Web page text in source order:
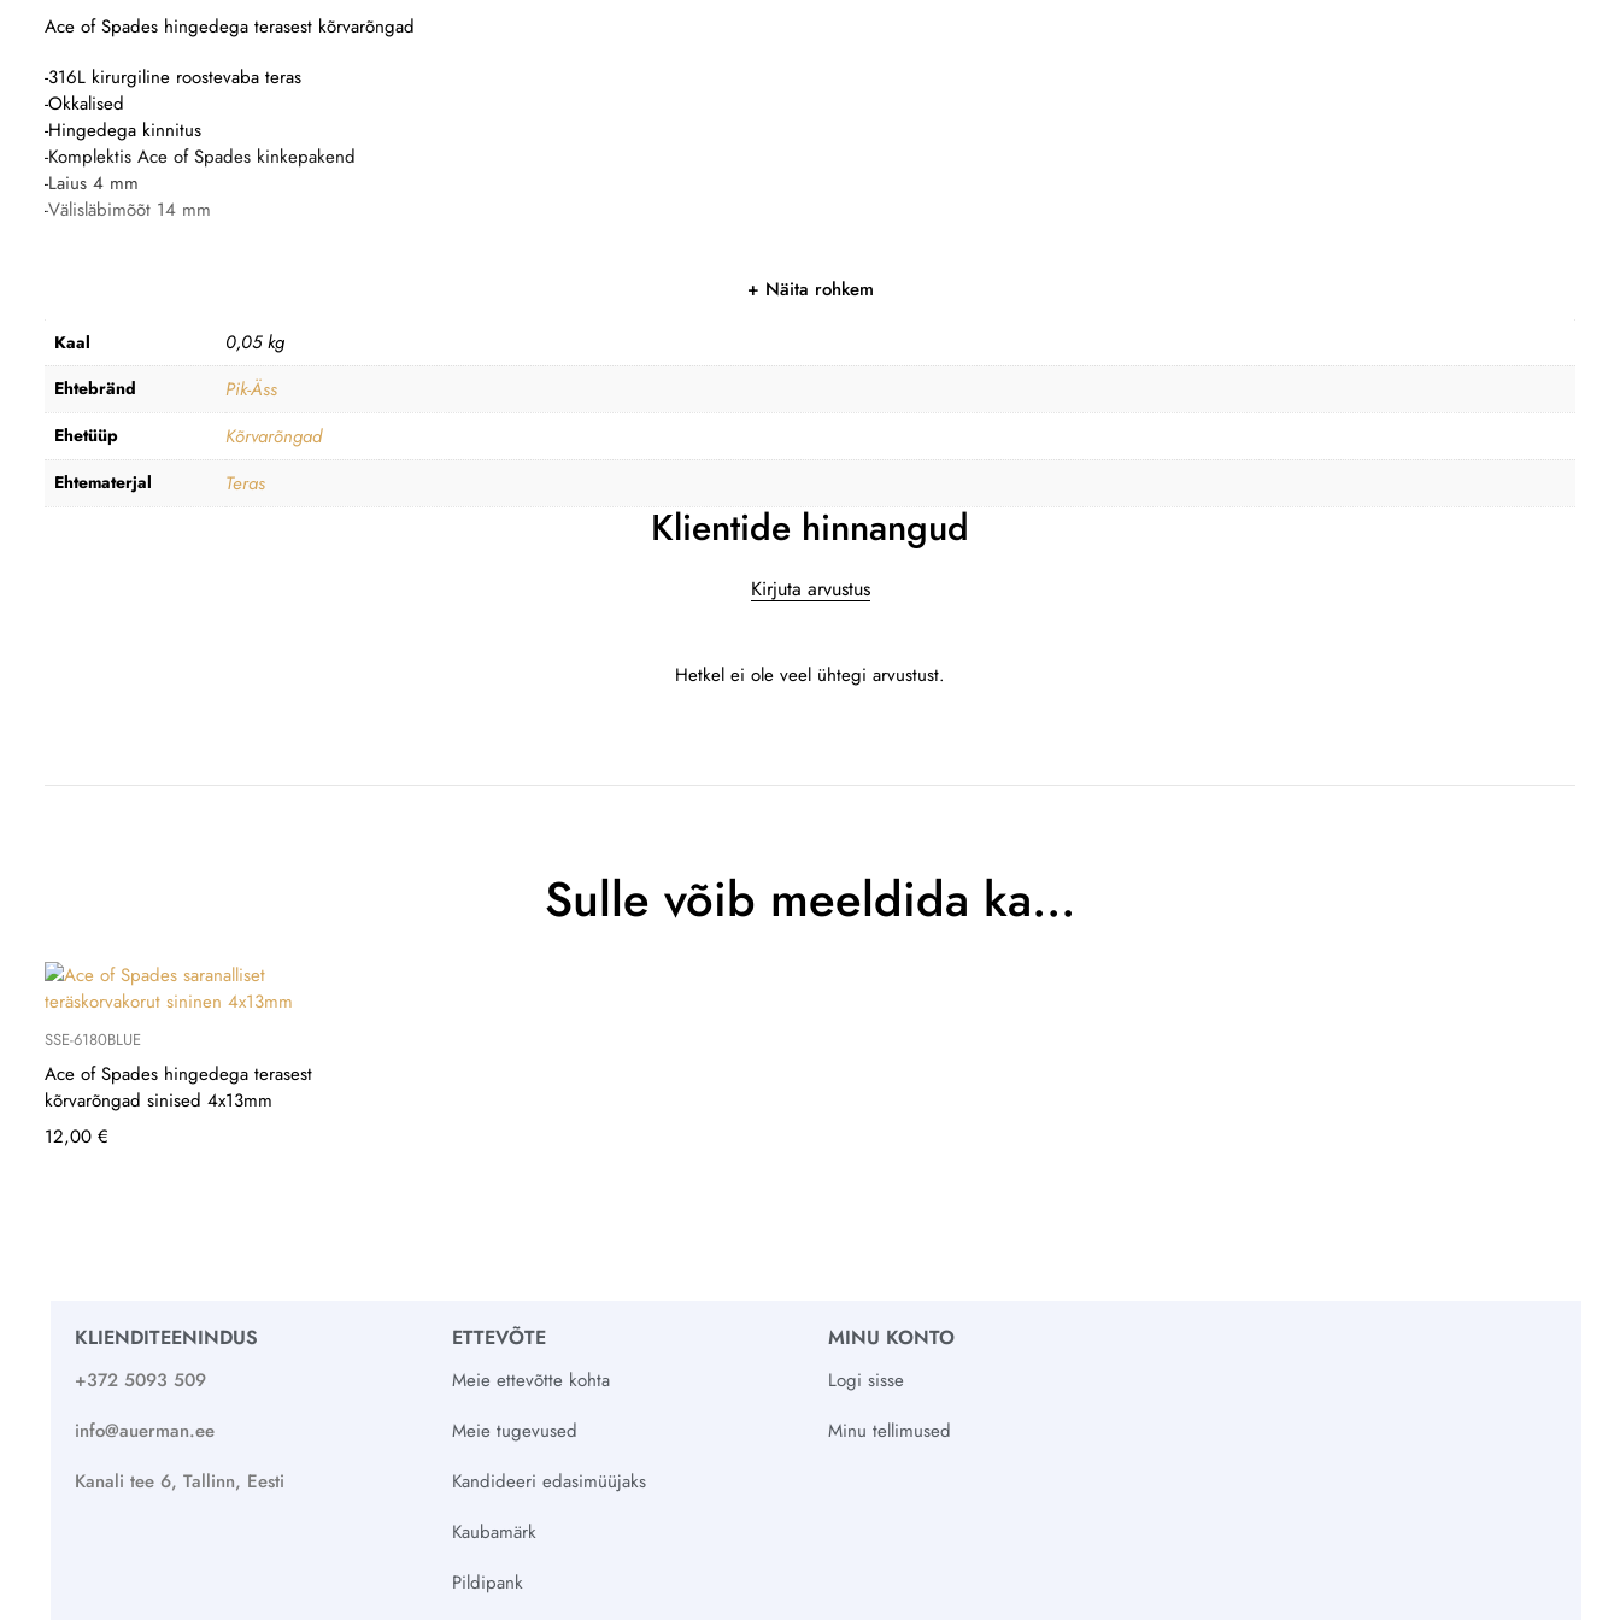
Ace of Spades hingedega terasest kõrvarõngad
-316L kirurgiline roostevaba teras
-Okkalised
-Hingedega kinnitus
-Komplektis Ace of Spades kinkepakend
-Laius 4 mm
-Välisläbimõõt 14 mm
Näita rohkem
Kaal 0,05 kg
Ehtebränd Pik-Äss
Ehetüüp Kõrvarõngad
Ehtematerjal Teras
Klientide hinnangud
Kirjuta arvustus
Hetkel ei ole veel ühtegi arvustust.
Sulle võib meeldida ka…
SSE-6180BLUE
Ace of Spades hingedega terasest
kõrvarõngad sinised 4x13mm
12,00 €
KLIENDITEENINDUS
+372 5093 509
info@auerman.ee
Kanali tee 6, Tallinn, Eesti
ETTEVÕTE
Meie ettevõtte kohta
Meie tugevused
Kandideeri edasimüüjaks
Kaubamärk
Pildipank
MINU KONTO
Logi sisse
Minu tellimused